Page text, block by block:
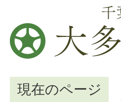
現在のページ